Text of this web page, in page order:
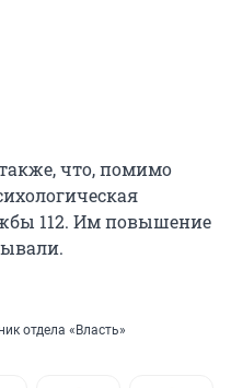
что, помимо
112. Им повышение
отдела «Власть»